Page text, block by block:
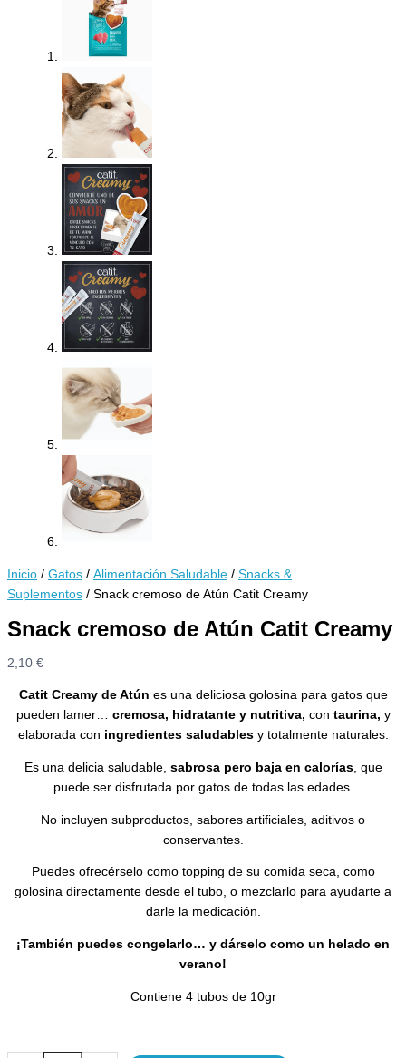
Inicio / Gatos / Alimentación Saludable / Snacks &
Suplementos / Snack cremoso de Atún Catit Creamy
Snack cremoso de Atún Catit Creamy
2,10 €
Catit Creamy de Atún es una deliciosa golosina para gatos que
pueden lamer… cremosa, hidratante y nutritiva, con taurina, y
elaborada con ingredientes saludablesy totalmente naturales.
Es una delicia saludable, sabrosa pero baja en calorías, que
puede ser disfrutada por gatos de todas las edades.
No incluyen subproductos, sabores artificiales, aditivos o
conservantes.
Puedes ofrecérselo como topping de su comida seca, como
golosina directamente desde el tubo, o mezclarlo para ayudarte a
darle la medicación.
¡También puedes congelarlo… y dárselo como un helado en
verano!
Contiene 4 tubos de 10gr